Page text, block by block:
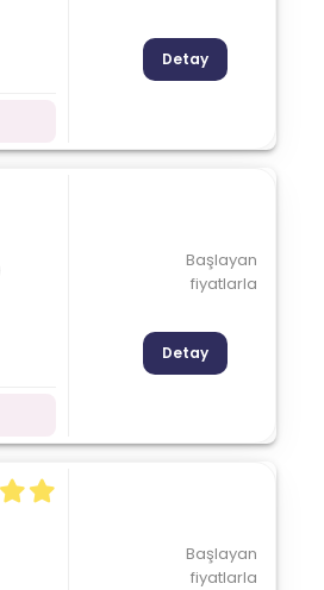
Detay
Başlayan
fiyatlarla
Detay
Başlayan
fiyatlarla